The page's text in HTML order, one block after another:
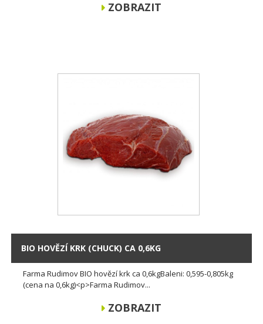
ZOBRAZIT
BIO HOVĚZÍ KRK (CHUCK) CA 0,6KG
Farma Rudimov BIO hovězí krk ca 0,6kgBaleni: 0,595-0,805kg
(cena na 0,6kg)<p>Farma Rudimov...
ZOBRAZIT